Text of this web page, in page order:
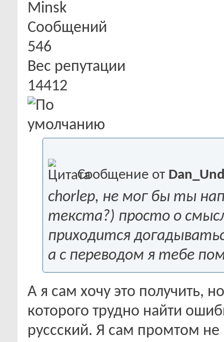
Minsk
Сообщений
546
Вес репутации
14412
Сообщение от
chorlep, не мог бы ты
текста?) просто о
приходится
а с переводом я тебе
А я сам хочу это получить,
которого трудно найти
руссский. Я сам промтом